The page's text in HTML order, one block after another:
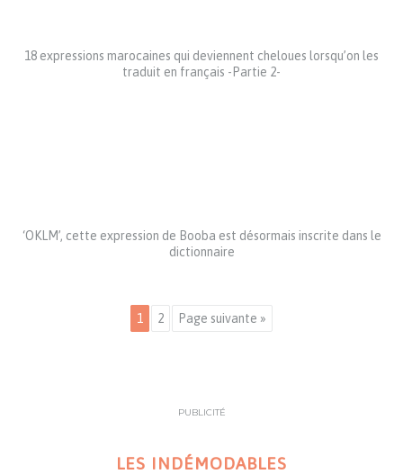
18 expressions marocaines qui deviennent cheloues lorsqu’on les
traduit en français -Partie 2-
‘OKLM’, cette expression de Booba est désormais inscrite dans le
dictionnaire
1 2 Page suivante »
PUBLICITÉ
LES INDÉMODABLES